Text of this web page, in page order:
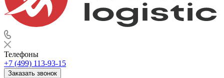
Телефоны
+7 (499) 113-93-15
Заказать звонок